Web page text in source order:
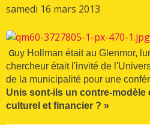
samedi 16 mars 2013
Guy Hollman était au Glenmor,
chercheur était l'invité de
de la municipalité pour une
Unis sont-ils un contre-modèle
culturel et financier ? »